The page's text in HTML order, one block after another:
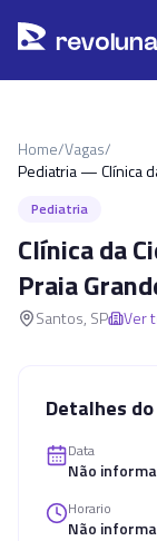
revoluna
Home/Vagas/
Pediatria — Clínica
Pediatria
Clínica da
Praia
Santos, SP Ver
Detalhes
Data
Não
Horario
Não